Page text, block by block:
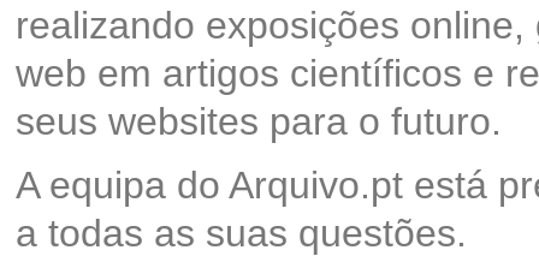
realizando exposições
web em artigos científicos e
seus websites para o futuro.
A equipa do Arquivo.pt está
a todas as suas questões.